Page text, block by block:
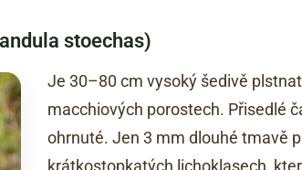
stoechas)
Je 30–80 cm vysoký šedivě
macchiových porostech. Přisedlé
ohrnuté. Jen 3 mm dlouhé tmavě
krátkostopkatých lichoklasech,